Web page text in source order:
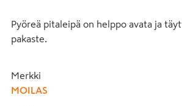
Pyöreä pitaleipä on helppo avata ja
pakaste.
Merkki
MOILAS